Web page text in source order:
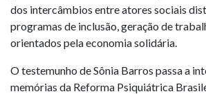
dos intercâmbios entre atores sociais
programas de inclusão, geração de
orientados pela economia solidária.
O testemunho de Sônia Barros passa a
memórias da Reforma Psiquiátrica